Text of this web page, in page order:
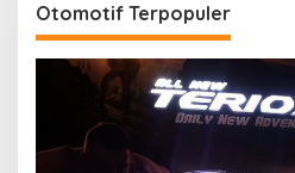
Otomotif Terpopuler